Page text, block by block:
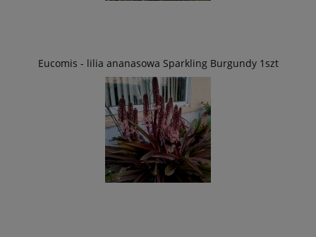
Eucomis - lilia ananasowa Sparkling Burgundy 1szt